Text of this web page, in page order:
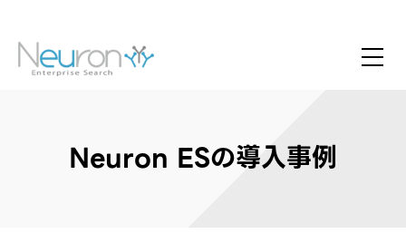
Neuron ESの導入事例